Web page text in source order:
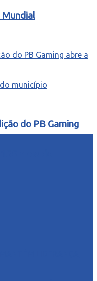
Mundial
do PB Gaming
anos do